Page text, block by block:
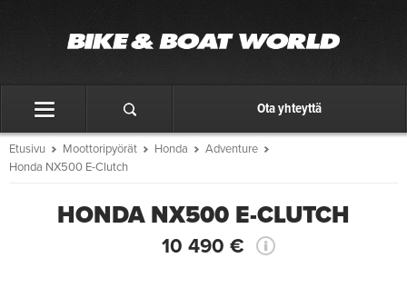
Ota yhteyttä
Etusivu Moottoripyörät Honda
Adventure
Honda NX500 E-Clutch
HONDA NX500 E-CLUTCH
10 490 €